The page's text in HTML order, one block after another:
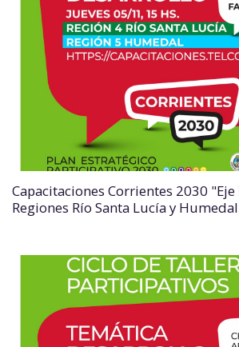
Capacitaciones Corrientes 2030
Regiones Río Santa Lucía y